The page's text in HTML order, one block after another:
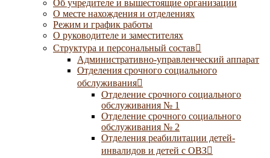
Об учредителе и вышестоящие организации
О месте нахождения и отделениях
Режим и график работы
О руководителе и заместителях
Структура и персональный состав
Административно-управленческий аппарат
Отделения срочного социального
обслуживания
Отделение срочного социального
обслуживания № 1
Отделение срочного социального
обслуживания № 2
Отделения реабилитации детей-
инвалидов и детей с ОВЗ